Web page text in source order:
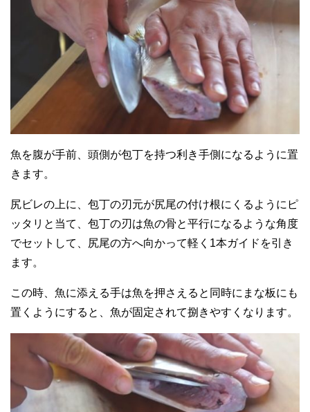
魚を腹が手前、頭側が包丁を持つ利き手側になるように置
きます。
尻ビレの上に、包丁の刃元が尻尾の付け根にくるようにピ
ッタリと当て、包丁の刃は魚の骨と平行になるような角度
でセットして、尻尾の方へ向かって軽く1本ガイドを引き
ます。
この時、魚に添える手は魚を押さえると同時にまな板にも
置くようにすると、魚が固定されて捌きやすくなります。